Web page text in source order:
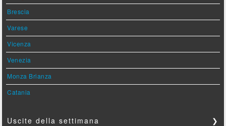
Brescia
Varese
Vicenza
Venezia
Monza Brianza
Catania
Uscite della settimana ❯